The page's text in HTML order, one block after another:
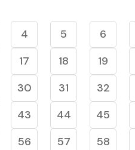
4 5 6
17 18 19
30 31 32
43 44 45
56 57 58